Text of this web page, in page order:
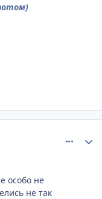
особо не
не так